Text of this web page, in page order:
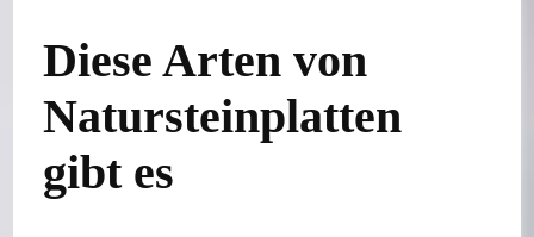
Diese Arten von
Natursteinplatten
gibt es